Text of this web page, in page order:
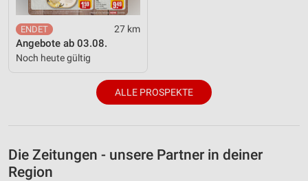
27 km
Angebote ab 03.08.
Noch heute gültig
ALLE PROSPEKTE
Die Zeitungen - unsere Partner in deiner
Region